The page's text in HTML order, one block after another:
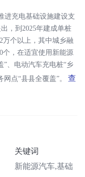
进充电基础设施建设支
，到2025年建成单桩
万个以上，其中城乡融
个，在适宜使用新能源
”、电动汽车充电桩“乡
点“县县全覆盖”。
查
关键词
新能源汽车,基础